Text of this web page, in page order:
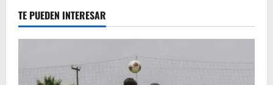
TE PUEDEN INTERESAR